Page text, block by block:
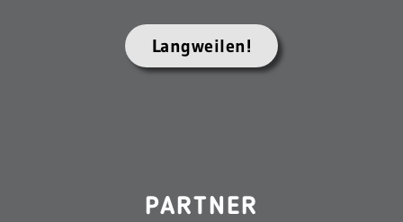
Langweilen!
PARTNER